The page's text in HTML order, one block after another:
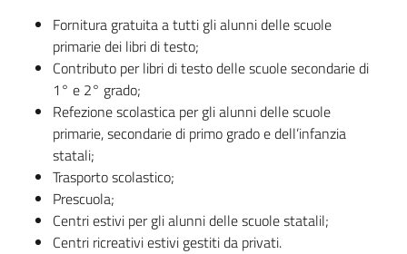
Fornitura gratuita a tutti gli alunni delle scuole
primarie dei libri di testo;
Contributo per libri di testo delle scuole secondarie di
1° e 2° grado;
Refezione scolastica per gli alunni delle scuole
primarie, secondarie di primo grado e dell’infanzia
statali;
Trasporto scolastico;
Prescuola;
Centri estivi per gli alunni delle scuole statalil;
Centri ricreativi estivi gestiti da privati.